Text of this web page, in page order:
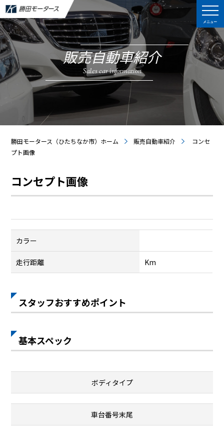
メニュー
販売自動車紹介
Sales car information
勝田モータース（ひたちなか市）ホーム 販売自動車紹介
コンセ
プト画像
コンセプト画像
カラー
走行距離 Km
スタッフおすすめポイント
基本スペック
ボディタイプ
車台番号末尾